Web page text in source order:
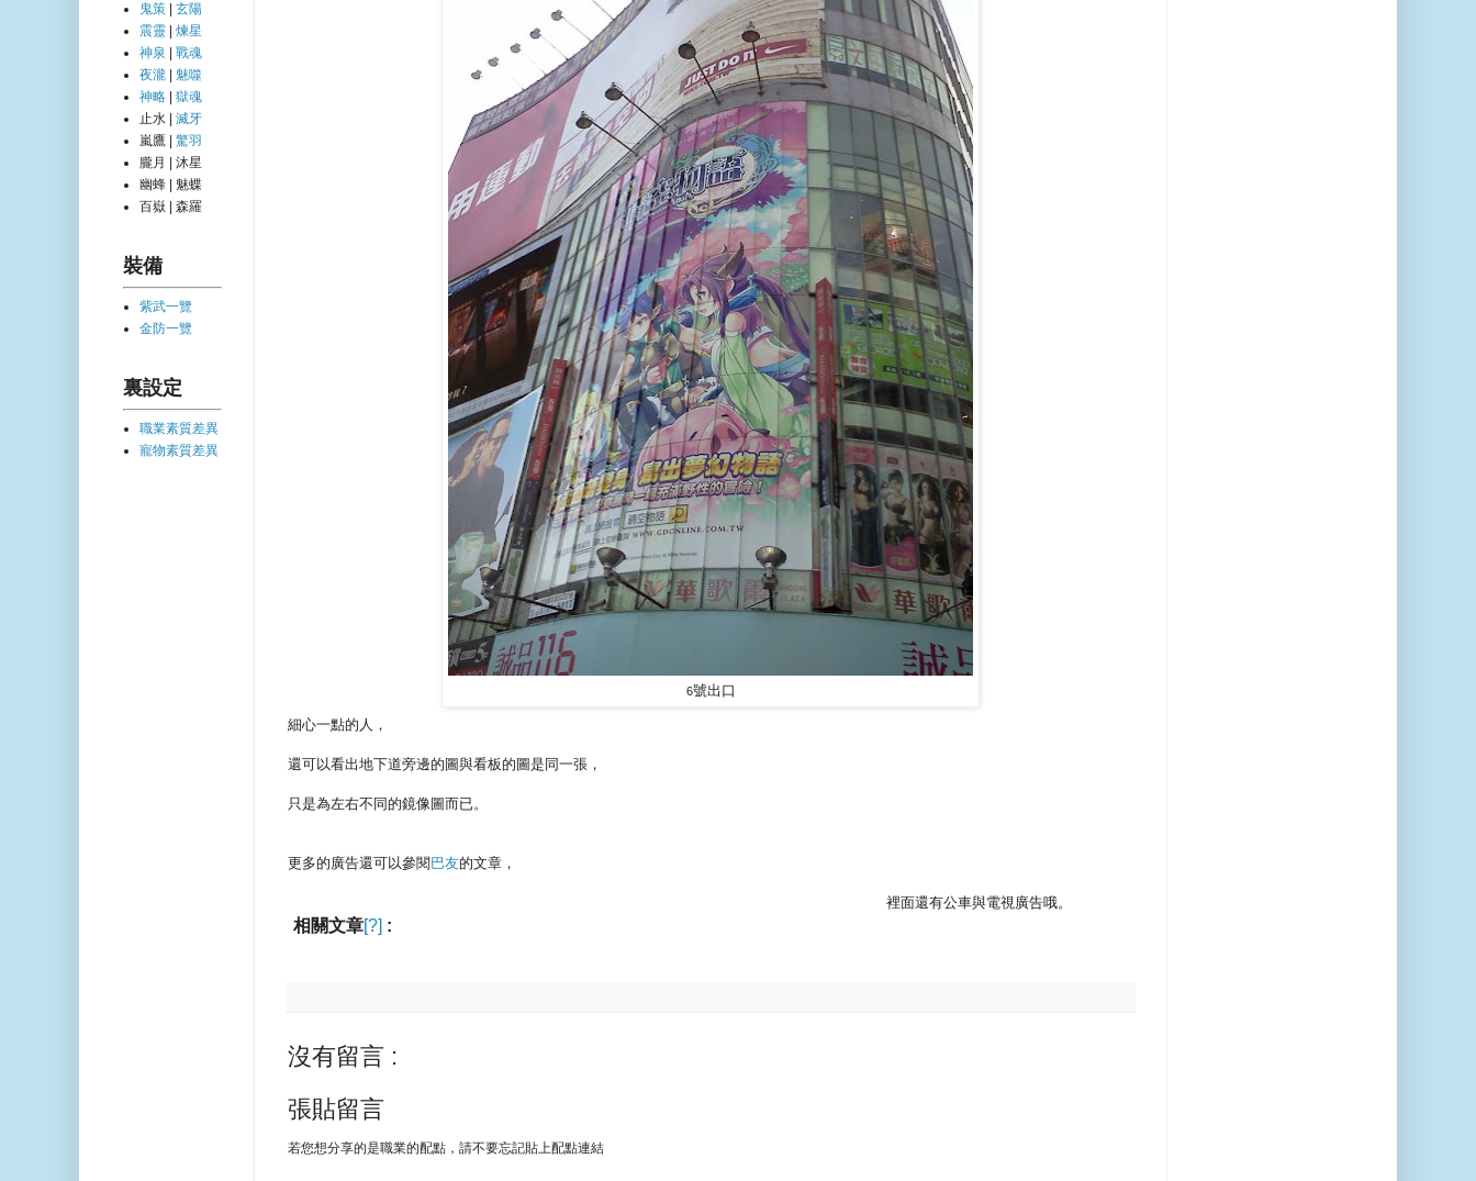
6號出口
細心一點的人，
還可以看出地下道旁邊的圖與看板的圖是同一張，
只是為左右不同的鏡像圖而已。
更多的廣告還可以參閱巴友的文章，
裡面還有公車與電視廣告哦。
相關文章[?] :
沒有留言 :
張貼留言
若您想分享的是職業的配點，請不要忘記貼上配點連結
鬼策
玄陽
震靈
煉星
神泉
戰魂
夜瀧
魅噬
神略
獄魂
止水 | 滅牙
嵐鷹 | 驚羽
朧月 | 沐星
幽蜂 | 魅蝶
百嶽 | 森羅
裝備
紫武一覽
金防一覽
裏設定
職業素質差異
寵物素質差異